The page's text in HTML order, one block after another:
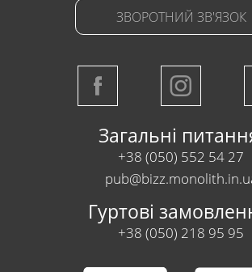
ЗВОРОТНИЙ ЗВ'ЯЗОК
Загальні
+38 (050) 552 54 27
Гуртові
+38 (050) 218 95 95